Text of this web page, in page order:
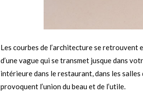
Les courbes de l’architecture se retrouvent
d’une vague qui se transmet jusque dans
intérieure dans le restaurant, dans les
provoquent l’union du beau et de l’utile.